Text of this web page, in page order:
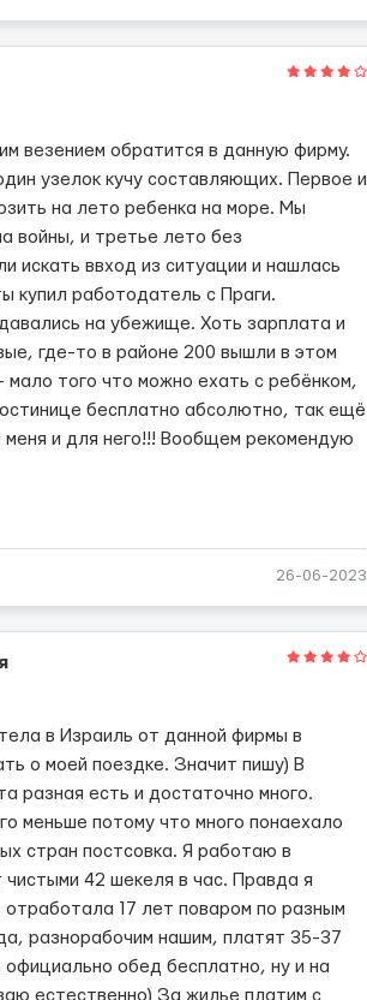
везением обратится в данную фирму.
узелок кучу составляющих. Первое и
на лето ребенка на море. Мы
войны, и третье лето без
искать ввход из ситуации и нашлась
купил работодатель с Праги.
на убежище. Хоть зарплата и
где-то в районе 200 вышли в этом
того что можно ехать с ребёнком,
бесплатно абсолютно, так ещё
меня и для него!!! Вообщем рекомендую
26-06-2023
в Израиль от данной фирмы в
о моей поездке. Значит пишу) В
разная есть и достаточно много.
меньше потому что много понаехало
стран постсовка. Я работаю в
42 шекеля в час. Правда я
17 лет поваром по разным
разнорабочим нашим, платят 35-37
обед бесплатно, ну и на
естественно) За жилье платим с